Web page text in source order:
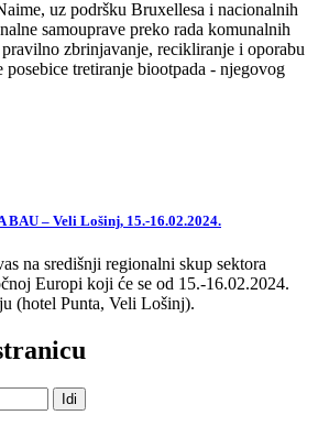
uz podršku Bruxellesa i nacionalnih
samouprave preko rada komunalnih
zbrinjavanje, recikliranje i oporabu
posebice tretiranje biootpada - njegovog
– Veli Lošinj, 15.-16.02.2024.
na središnji regionalni skup sektora
Europi koji će se od 15.-16.02.2024.
(hotel Punta, Veli Lošinj).